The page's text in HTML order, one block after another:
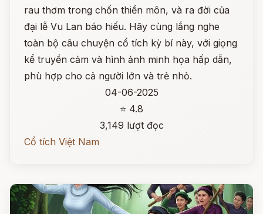
rau thơm trong chốn thiền môn, và ra đời của
đại lễ Vu Lan báo hiếu. Hãy cùng lắng nghe
toàn bộ câu chuyện cổ tích kỳ bí này, với giọng
kể truyền cảm và hình ảnh minh họa hấp dẫn,
phù hợp cho cả người lớn và trẻ nhỏ.
04-06-2025
⭐ 4.8
3,149 lượt đọc
Cổ tích Việt Nam